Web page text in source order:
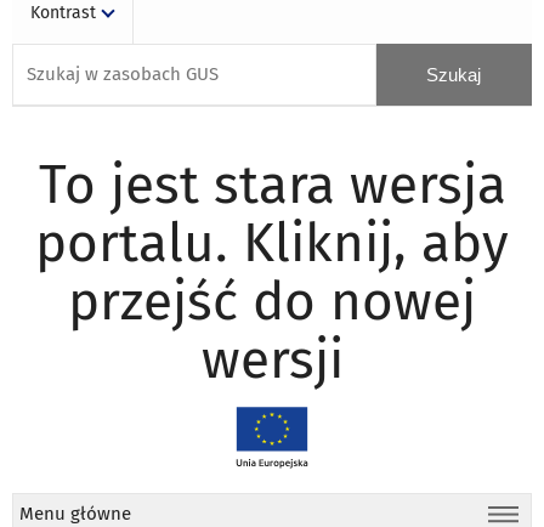
Kontrast
To jest stara wersja
portalu. Kliknij, aby
przejść do nowej
wersji
Menu główne